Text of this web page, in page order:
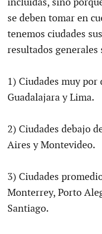
incluidas, sino
se deben tomar en
tenemos ciudades
resultados
1) Ciudades muy
Guadalajara y Lima.
2) Ciudades debajo
Aires y Montevideo.
3) Ciudades
Monterrey, Porto
Santiago.